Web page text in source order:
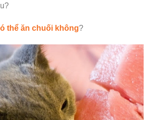
thể ăn chuối không?